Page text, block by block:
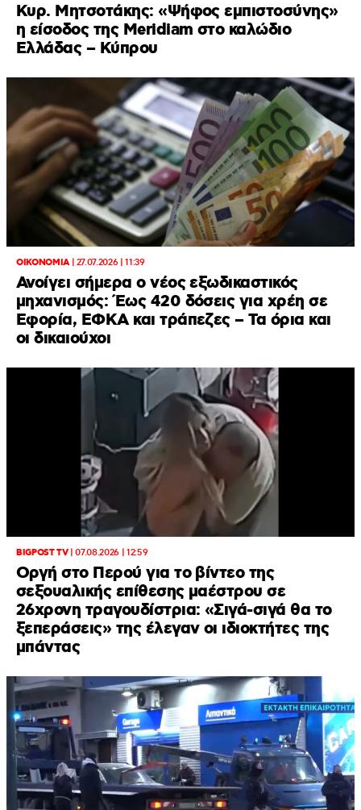
Κυρ. Μητσοτάκης: «Ψήφος εμπιστοσύνης»
η είσοδος της Meridiam στο καλώδιο
Ελλάδας – Κύπρου
ΟΙΚΟΝΟΜΙΑ| 27.07.2026 | 11:39
Ανοίγει σήμερα ο νέος εξωδικαστικός
μηχανισμός: Έως 420 δόσεις για χρέη σε
Εφορία, ΕΦΚΑ και τράπεζες – Τα όρια και
οι δικαιούχοι
BIGPOST TV|07.08.2026 | 12:59
Οργή στο Περού για το βίντεο της
σεξουαλικής επίθεσης μαέστρου σε
26χρονη τραγουδίστρια: «Σιγά-σιγά θα το
ξεπεράσεις» της έλεγαν οι ιδιοκτήτες της
μπάντας